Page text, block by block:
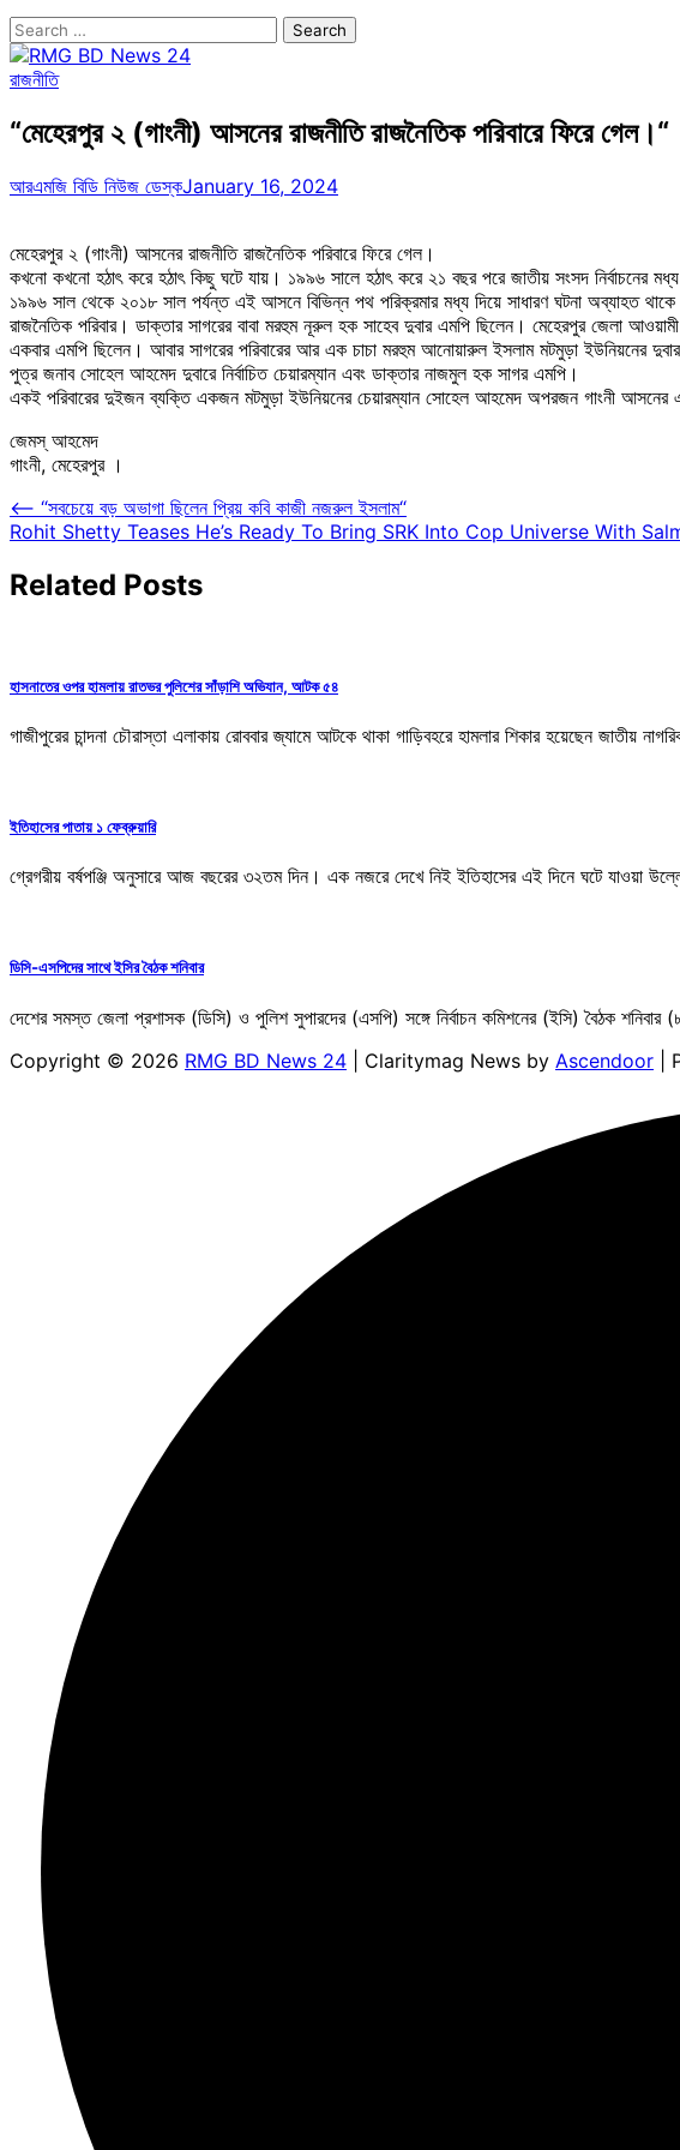
Search
for:
রাজনীতি
“মেহেরপুর ২ (গাংনী) আসনের রাজনীতি রাজনৈতিক পরিবারে ফিরে গেল।“
আরএমজি বিডি নিউজ ডেস্কJanuary 16, 2024
মেহেরপুর ২ (গাংনী) আসনের রাজনীতি রাজনৈতিক পরিবারে ফিরে গেল।
কখনো কখনো হঠাৎ করে হঠাৎ কিছু ঘটে যায়। ১৯৯৬ সালে হঠাৎ করে ২১ বছর পরে জাতীয় সংসদ নির্বাচনের
১৯৯৬ সাল থেকে ২০১৮ সাল পর্যন্ত এই আসনে বিভিন্ন পথ পরিক্রমার মধ্য দিয়ে সাধারণ ঘটনা অব্যাহত থাকে।
রাজনৈতিক পরিবার। ডাক্তার সাগরের বাবা মরহুম নূরুল হক সাহেব দুবার এমপি ছিলেন। মেহেরপুর জেলা
একবার এমপি ছিলেন। আবার সাগরের পরিবারের আর এক চাচা মরহুম আনোয়ারুল ইসলাম মটমুড়া ইউনিয়নের
পুত্র জনাব সোহেল আহমেদ দুবারে নির্বাচিত চেয়ারম্যান এবং ডাক্তার নাজমুল হক সাগর এমপি।
একই পরিবারের দুইজন ব্যক্তি একজন মটমুড়া ইউনিয়নের চেয়ারম্যান সোহেল আহমেদ অপরজন গাংনী আসনের
জেমস্ আহমেদ
গাংনী, মেহেরপুর ।
Post
navigation
⟵ “সবচেয়ে বড় অভাগা ছিলেন প্রিয় কবি কাজী নজরুল ইসলাম“
Rohit Shetty Teases He’s Ready To Bring SRK Into Cop Universe With
Related Posts
হাসনাতের ওপর হামলায় রাতভর পুলিশের সাঁড়াশি অভিযান, আটক ৫৪
গাজীপুরের চান্দনা চৌরাস্তা এলাকায় রোববার জ্যামে আটকে থাকা গাড়িবহরে হামলার শিকার হয়েছেন জাতীয়
ইতিহাসের পাতায় ১ ফেব্রুয়ারি
গ্রেগরীয় বর্ষপঞ্জি অনুসারে আজ বছরের ৩২তম দিন। এক নজরে দেখে নিই ইতিহাসের এই দিনে ঘটে যাওয়া
ডিসি-এসপিদের সাথে ইসির বৈঠক শনিবার
দেশের সমস্ত জেলা প্রশাসক (ডিসি) ও পুলিশ সুপারদের (এসপি) সঙ্গে নির্বাচন কমিশনের (ইসি) বৈঠক শনিবার
Copyright © 2026 RMG BD News 24 | Claritymag News by Ascendoor |